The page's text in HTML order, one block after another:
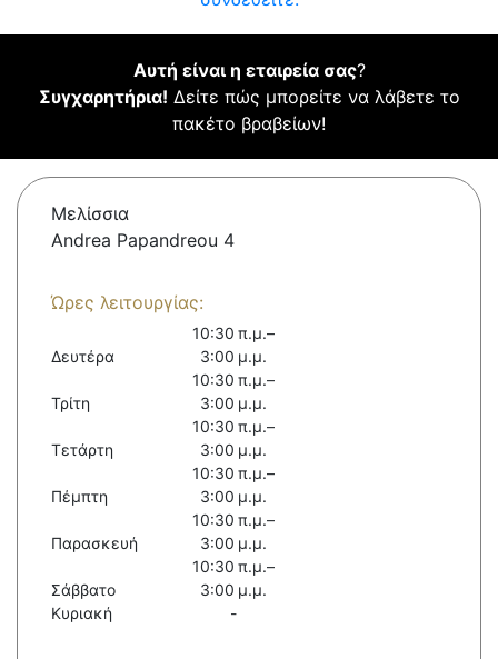
Αυτή είναι η εταιρεία σας?
Συγχαρητήρια! Δείτε πώς μπορείτε να λάβετε το
πακέτο βραβείων!
Μελίσσια
Andrea Papandreou 4
Ώρες λειτουργίας:
Δευτέρα
10:30 π.μ.–
3:00 μ.μ.
Τρίτη
10:30 π.μ.–
3:00 μ.μ.
Τετάρτη
10:30 π.μ.–
3:00 μ.μ.
Πέμπτη
10:30 π.μ.–
3:00 μ.μ.
Παρασκευή
10:30 π.μ.–
3:00 μ.μ.
Σάββατο
10:30 π.μ.–
3:00 μ.μ.
Κυριακή
-